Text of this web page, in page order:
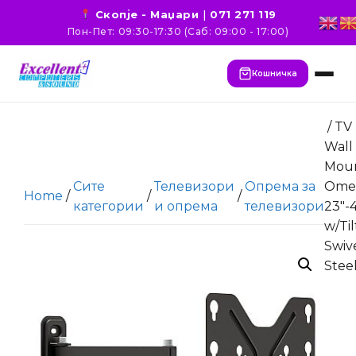
Скопје - Маџари | 071 271 119
Пон-Пет: 09:30-17:30 (Саб: 09:00 - 17:00)
Кошничка
Home /
Сите
категории
/
Телевизори
и опрема
/
Опрема за
телевизори
/ TV
Wall
23″-
w/